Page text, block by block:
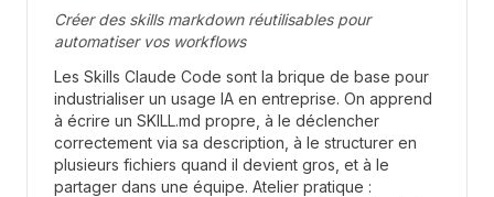
Créer des skills markdown réutilisables pour
automatiser vos workflows
Les Skills Claude Code sont la brique de base pour
industrialiser un usage IA en entreprise. On apprend
à écrire un SKILL.md propre, à le déclencher
correctement via sa description, à le structurer en
plusieurs fichiers quand il devient gros, et à le
partager dans une équipe. Atelier pratique :